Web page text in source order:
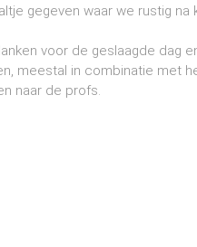
gegeven waar we rustig
voor de geslaagde dag
meestal in combinatie met
naar de profs.